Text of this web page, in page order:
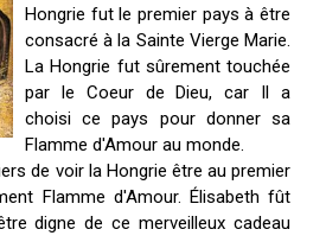
Hongrie fut le premier pays à être
consacré à la Sainte Vierge Marie.
La Hongrie fut sûrement touchée
par le Coeur de Dieu, car Il a
choisi ce pays pour donner sa
Flamme d'Amour au monde.
de voir la Hongrie être au premier
Flamme d'Amour. Élisabeth fût
digne de ce merveilleux cadeau